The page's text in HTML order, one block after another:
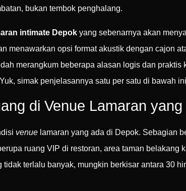
bukan tembok penghalang.
intimate Depok yang sebenarnya akan
menawarkan opsi format akustik dengan cajon
merangkum beberapa alasan logis dan
simak penjelasannya satu per satu di bawah
di Venue Lamaran
venue lamaran yang ada di Depok. Sebagian
ruang VIP di restoran, area taman
tidak terlalu banyak, mungkin berkisar antara 30